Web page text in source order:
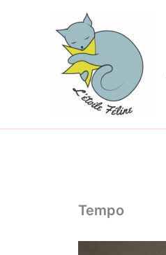
Tempo